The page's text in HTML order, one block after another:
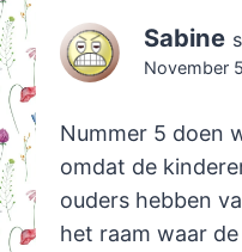
Sabine
November
Nummer 5 doen
omdat de
ouders hebben
het raam waar